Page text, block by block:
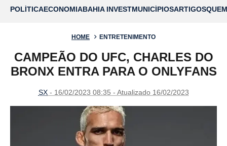
POLÍTICAECONOMIABAHIA INVESTMUNICÍPIOSARTIGOS
HOME ENTRETENIMENTO
CAMPEÃO DO UFC, CHARLES DO
BRONX ENTRA PARA O ONLYFANS
SX- 16/02/2023 08:35 - Atualizado 16/02/2023